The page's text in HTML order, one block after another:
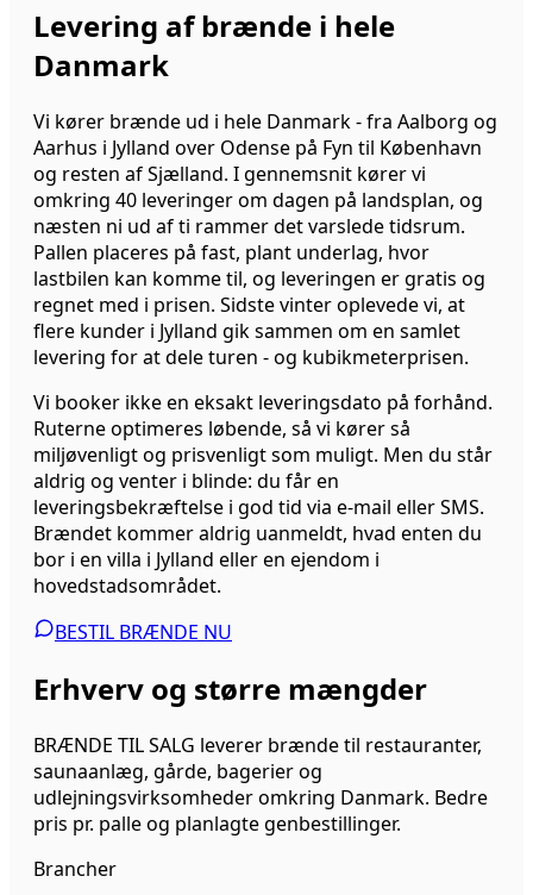
Levering af brænde i hele
Danmark
Vi kører brænde ud i hele Danmark - fra Aalborg og
Aarhus i Jylland over Odense på Fyn til København
og resten af Sjælland. I gennemsnit kører vi
omkring 40 leveringer om dagen på landsplan, og
næsten ni ud af ti rammer det varslede tidsrum.
Pallen placeres på fast, plant underlag, hvor
lastbilen kan komme til, og leveringen er gratis og
regnet med i prisen. Sidste vinter oplevede vi, at
flere kunder i Jylland gik sammen om en samlet
levering for at dele turen - og kubikmeterprisen.
Vi booker ikke en eksakt leveringsdato på forhånd.
Ruterne optimeres løbende, så vi kører så
miljøvenligt og prisvenligt som muligt. Men du står
aldrig og venter i blinde: du får en
leveringsbekræftelse i god tid via e-mail eller SMS.
Brændet kommer aldrig uanmeldt, hvad enten du
bor i en villa i Jylland eller en ejendom i
hovedstadsområdet.
BESTIL BRÆNDE NU
Erhverv og større mængder
BRÆNDE TIL SALG leverer brænde til restauranter,
saunaanlæg, gårde, bagerier og
udlejningsvirksomheder omkring Danmark. Bedre
pris pr. palle og planlagte genbestillinger.
Brancher